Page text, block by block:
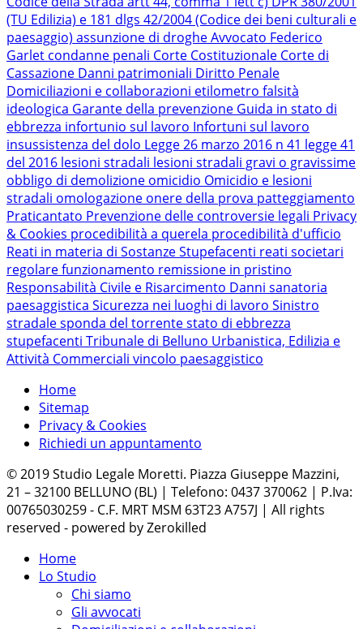
(TU Edilizia) e 181 dlgs 42/2004 (Codice dei beni culturali e
paesaggio) assunzione di drogheAvvocato Federico
Garlet condanne penali Corte Costituzionale Corte di
Cassazione Danni patrimoniali Diritto Penale
Domiciliazioni e collaborazioni etilometro falsità
ideologica Garante della prevenzione Guida in stato di
ebbrezza infortunio sul lavoro Infortuni sul lavoro
insussistenza del dolo Legge 26 marzo 2016 n 41 legge 41
del 2016 lesioni stradali lesioni stradali gravi o gravissime
obbligo di demolizione omicidio Omicidio e lesioni
stradali omologazione onere della prova patteggiamento
Praticantato Prevenzione delle controversie legali Privacy
& Cookies procedibilità a querela procedibilità d'ufficio
Reati in materia di Sostanze Stupefacenti reati societari
regolare funzionamento remissione in pristino
Responsabilità Civile e Risarcimento Danni sanatoria
paesaggistica Sicurezza nei luoghi di lavoro Sinistro
stradalesponda del torrentestato di ebbrezza
stupefacenti Tribunale di Belluno Urbanistica, Edilizia e
Attività Commerciali vincolo paesaggistico
Home
Sitemap
Privacy & Cookies
Richiedi un appuntamento
© 2019 Studio Legale Moretti. Piazza Giuseppe Mazzini,
21 – 32100 BELLUNO (BL) | Telefono: 0437 370062 | P.Iva:
00765030259 - C.F. MRT MSM 63T23 A757J | All rights
reserved - powered by Zerokilled
Home
Lo Studio
Chi siamo
Gli avvocati